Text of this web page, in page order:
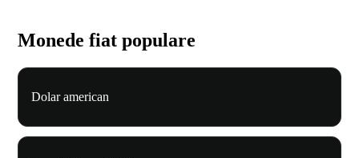
Monede fiat populare
Dolar american